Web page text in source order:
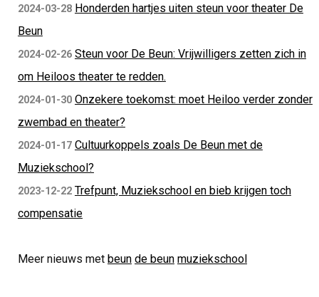
2024-03-28 Honderden hartjes uiten steun voor theater De
Beun
2024-02-26 Steun voor De Beun: Vrijwilligers zetten zich in
om Heiloos theater te redden.
2024-01-30 Onzekere toekomst: moet Heiloo verder zonder
zwembad en theater?
2024-01-17 Cultuurkoppels zoals De Beun met de
Muziekschool?
2023-12-22 Trefpunt, Muziekschool en bieb krijgen toch
compensatie
Meer nieuws met beun de beun muziekschool